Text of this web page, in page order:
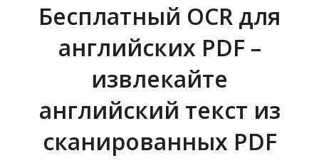
Бесплатный OCR для
английских PDF –
извлекайте
английский текст из
сканированных PDF